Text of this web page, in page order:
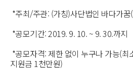
*주최/주관: (가칭)사단법인 바다가
*공모기간: 2019. 9. 10. ~ 9. 30.까지
*공모자격: 제한 없이 누구나 가능(최
지원금 1천만원)